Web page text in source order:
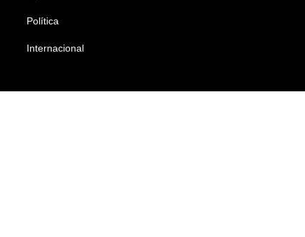
Política
Internacional